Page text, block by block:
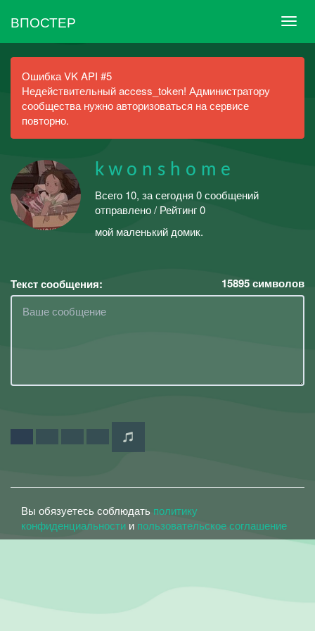
ВПОСТЕР
Ошибка VK API #5
Недействительный access_token! Администратору
сообщества нужно авторизоваться на сервисе
повторно.
k w o n s h o m e
Всего 10, за сегодня 0 сообщений
отправлено / Рейтинг 0
мой маленький домик.
Текст сообщения: 15895символов
Вы обязуетесь соблюдать политику
конфиденциальности и пользовательское соглашение